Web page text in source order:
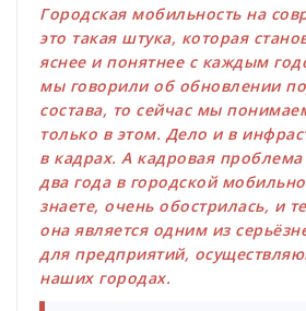
Городская мобильность на
это такая штука, которая
яснее и понятнее с каждым
мы говорили об обновлении
состава, то сейчас мы
только в этом. Дело и в
в кадрах. А кадровая
два года в городской
знаете, очень обострилась, и
она является одним из
для предприятий,
наших городах.